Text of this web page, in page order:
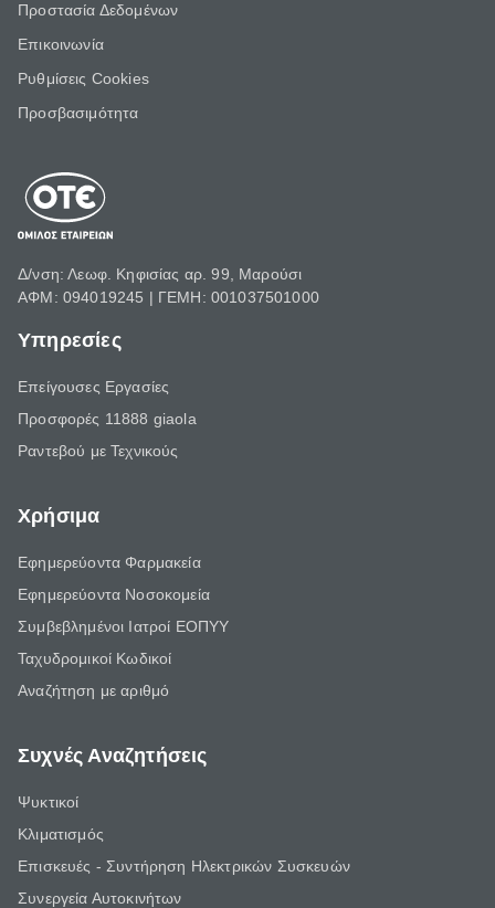
Προστασία Δεδομένων
Επικοινωνία
Ρυθμίσεις Cookies
Προσβασιμότητα
Δ/νση: Λεωφ. Κηφισίας αρ. 99, Μαρούσι
ΑΦΜ: 094019245 | ΓΕΜΗ: 001037501000
Υπηρεσίες
Επείγουσες Εργασίες
Προσφορές 11888 giaola
Ραντεβού με Τεχνικούς
Χρήσιμα
Εφημερεύοντα Φαρμακεία
Εφημερεύοντα Νοσοκομεία
Συμβεβλημένοι Ιατροί ΕΟΠΥΥ
Ταχυδρομικοί Κωδικοί
Αναζήτηση με αριθμό
Συχνές Αναζητήσεις
Ψυκτικοί
Κλιματισμός
Επισκευές - Συντήρηση Ηλεκτρικών Συσκευών
Συνεργεία Αυτοκινήτων